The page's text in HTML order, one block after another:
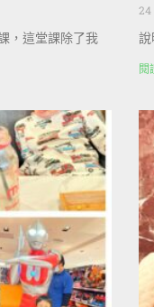
，這堂課除了我
24
說
閱